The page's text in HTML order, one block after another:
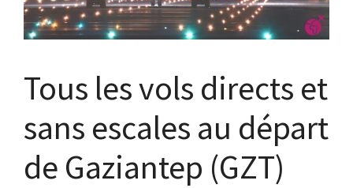
Tous les vols directs et
sans escales au départ
de Gaziantep (GZT)